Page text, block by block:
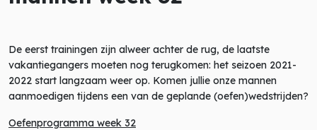
De eerst trainingen zijn alweer achter de rug, de laatste
vakantiegangers moeten nog terugkomen: het seizoen 2021-
2022 start langzaam weer op. Komen jullie onze mannen
aanmoedigen tijdens een van de geplande (oefen)wedstrijden?
Oefenprogramma week 32